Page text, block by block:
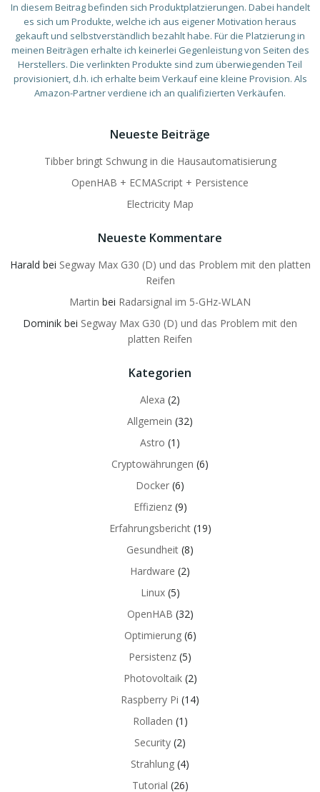
In diesem Beitrag befinden sich Produktplatzierungen. Dabei handelt
es sich um Produkte, welche ich aus eigener Motivation heraus
gekauft und selbstverständlich bezahlt habe. Für die Platzierung in
meinen Beiträgen erhalte ich keinerlei Gegenleistung von Seiten des
Herstellers. Die verlinkten Produkte sind zum überwiegenden Teil
provisioniert, d.h. ich erhalte beim Verkauf eine kleine Provision. Als
Amazon-Partner verdiene ich an qualifizierten Verkäufen.
Neueste Beiträge
Tibber bringt Schwung in die Hausautomatisierung
OpenHAB + ECMAScript + Persistence
Electricity Map
Neueste Kommentare
Harald bei Segway Max G30 (D) und das Problem mit den platten
Reifen
Martin bei Radarsignal im 5-GHz-WLAN
Dominik bei Segway Max G30 (D) und das Problem mit den
platten Reifen
Kategorien
Alexa (2)
Allgemein (32)
Astro (1)
Cryptowährungen (6)
Docker (6)
Effizienz(9)
Erfahrungsbericht(19)
Gesundheit (8)
Hardware (2)
Linux(5)
OpenHAB (32)
Optimierung(6)
Persistenz (5)
Photovoltaik(2)
Raspberry Pi (14)
Rolladen (1)
Security (2)
Strahlung (4)
Tutorial (26)